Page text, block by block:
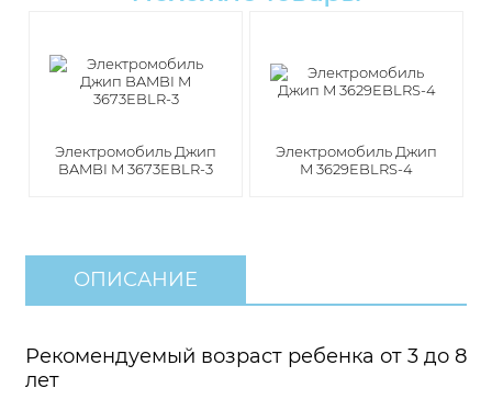
Электромобиль Джип
BAMBI M 3673EBLR-3
Электромобиль Джип
M 3629EBLRS-4
ОПИСАНИЕ
Рекомендуемый возраст ребенка от 3 до 8
лет